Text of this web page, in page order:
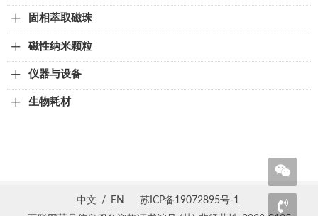
固相萃取磁珠
磁性纳米颗粒
仪器与设备
生物耗材
中文 / EN
苏ICP备19072895号-1